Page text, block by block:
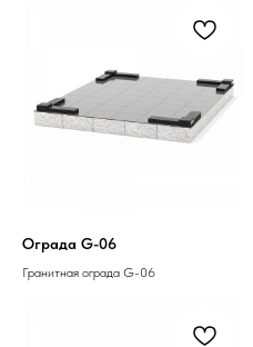
Ограда G-06
Гранитная ограда G-06